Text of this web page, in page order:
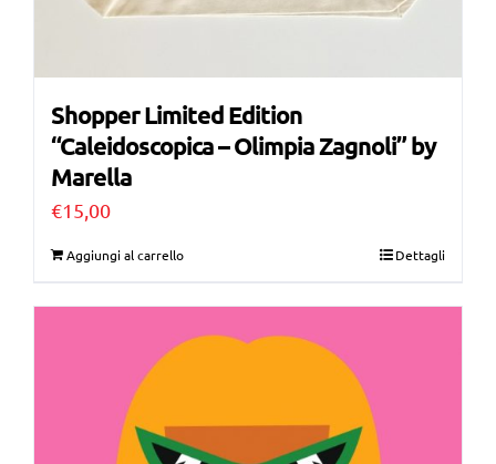
Shopper Limited Edition
“Caleidoscopica – Olimpia Zagnoli” by
Marella
€15,00
Aggiungi al carrello Dettagli